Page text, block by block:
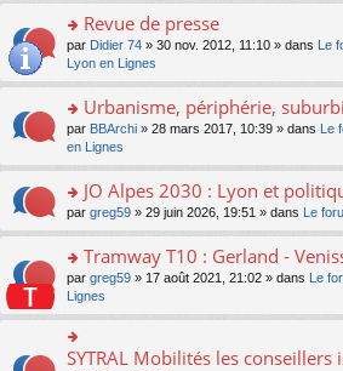
s
ré
e
n
le
pl
s
ré
c
e
g
e
n
o
n
le
s
ré
c
nt
le
m
e
s
g
e
n
o
n
le
u
s
ré
c
e
nt
ult
er
le
m
e
s
s
e
n
o
n
le
s
ré
o
s
er
le
m
e
s
s
e
n
o
n
lu
le
Revue de presse
par Didier 74 » 30 nov. 2012, 11:10 » dans
Le
Lyon en Lignes
o
n
s
er
le
m
e
s
s
g
n
Urbanisme, périphérie,
par BBArchi » 28 mars 2017, 10:39 » dans
Le
en Lignes
o
n
ult
er
le
m
e
s
JO Alpes 2030 : Lyon et
par greg59 » 29 juin 2026, 19:51 » dans Le
o
s
ult
er
Tramway T10 : Gerland -
par greg59 » 17 août 2021, 21:02 » dans
Le
Lignes
o
SYTRAL Mobilités les